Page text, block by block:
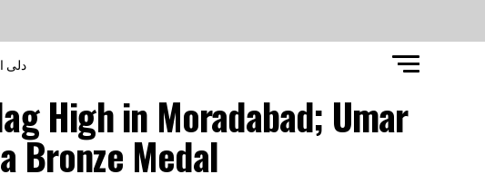
دلی
High in Moradabad; Umar
Bronze Medal"